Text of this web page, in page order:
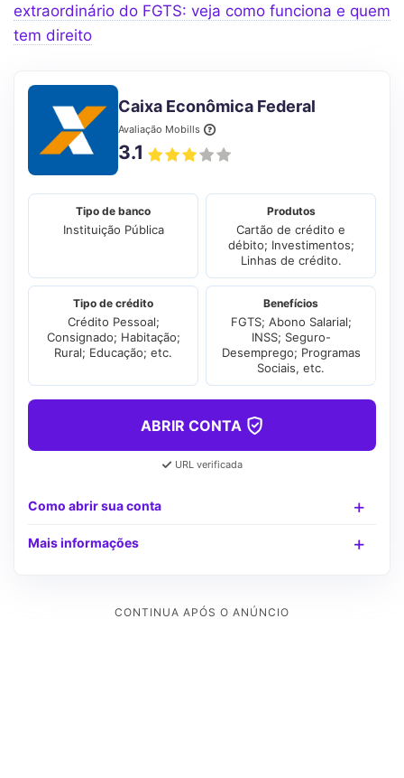
extraordinário do FGTS: veja como funciona e quem
tem direito
Caixa Econômica Federal
Avaliação Mobills
3.1
Tipo de banco
Instituição Pública
Produtos
Cartão de crédito e
débito; Investimentos;
Linhas de crédito.
Tipo de crédito
Crédito Pessoal;
Consignado; Habitação;
Rural; Educação; etc.
Benefícios
FGTS; Abono Salarial;
INSS; Seguro-
Desemprego; Programas
Sociais, etc.
ABRIR CONTA
URL verificada
Como abrir sua conta
Mais informações